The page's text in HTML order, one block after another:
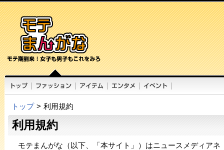
トップ > 利用規約
利用規約
モテまんがな（以下、「本サイト」）はニュースメディアネ